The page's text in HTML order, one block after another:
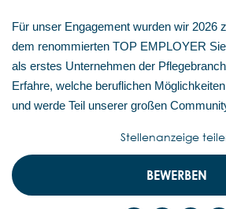
Für unser Engagement wurden wir 2026
dem renommierten TOP EMPLOYER
als erstes Unternehmen der
Erfahre, welche beruflichen
und werde Teil unserer großen
BEWERBEN
Stellenanzeige